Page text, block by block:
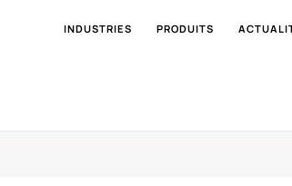
INDUSTRIES PRODUITS